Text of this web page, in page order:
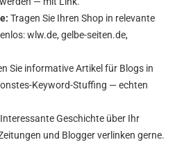
Tragen Sie Ihren Shop in relevante
wlw.de, gelbe-seiten.de,
Sie informative Artikel für Blogs in
Keyword-Stuffing — echten
Interessante Geschichte über Ihr
und Blogger verlinken gerne.